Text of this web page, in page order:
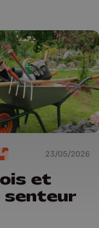
23/05/2026
et
senteur